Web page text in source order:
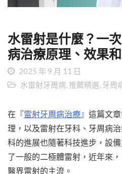
水雷射是什麼？一
病治療原理、效果
2025 年 9 月 11 日
水雷射牙周病,推薦精選, 牙周
在『雷射牙周病治療』這篇文
理，以及雷射在牙科、牙周病
科的進展也隨著科技進步，設
了一般的二極體雷射，近年來
醫界雷射的主流。